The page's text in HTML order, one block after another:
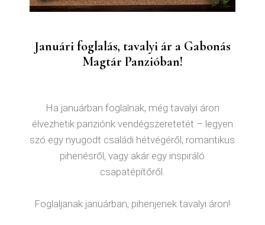
Januári foglalás, tavalyi ár a Gabonás
Magtár Panzióban!
Ha januárban foglalnak, még tavalyi áron
élvezhetik panziónk vendégszeretetét – legyen
szó egy nyugodt családi hétvégéről, romantikus
pihenésről, vagy akár egy inspiráló
csapatépítőről.
Foglaljanak januárban, pihenjenek tavalyi áron!